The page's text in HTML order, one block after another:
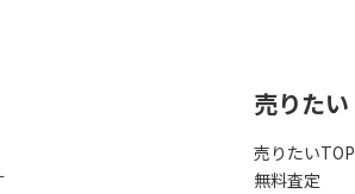
売りたい
売りたいTOP
無料査定